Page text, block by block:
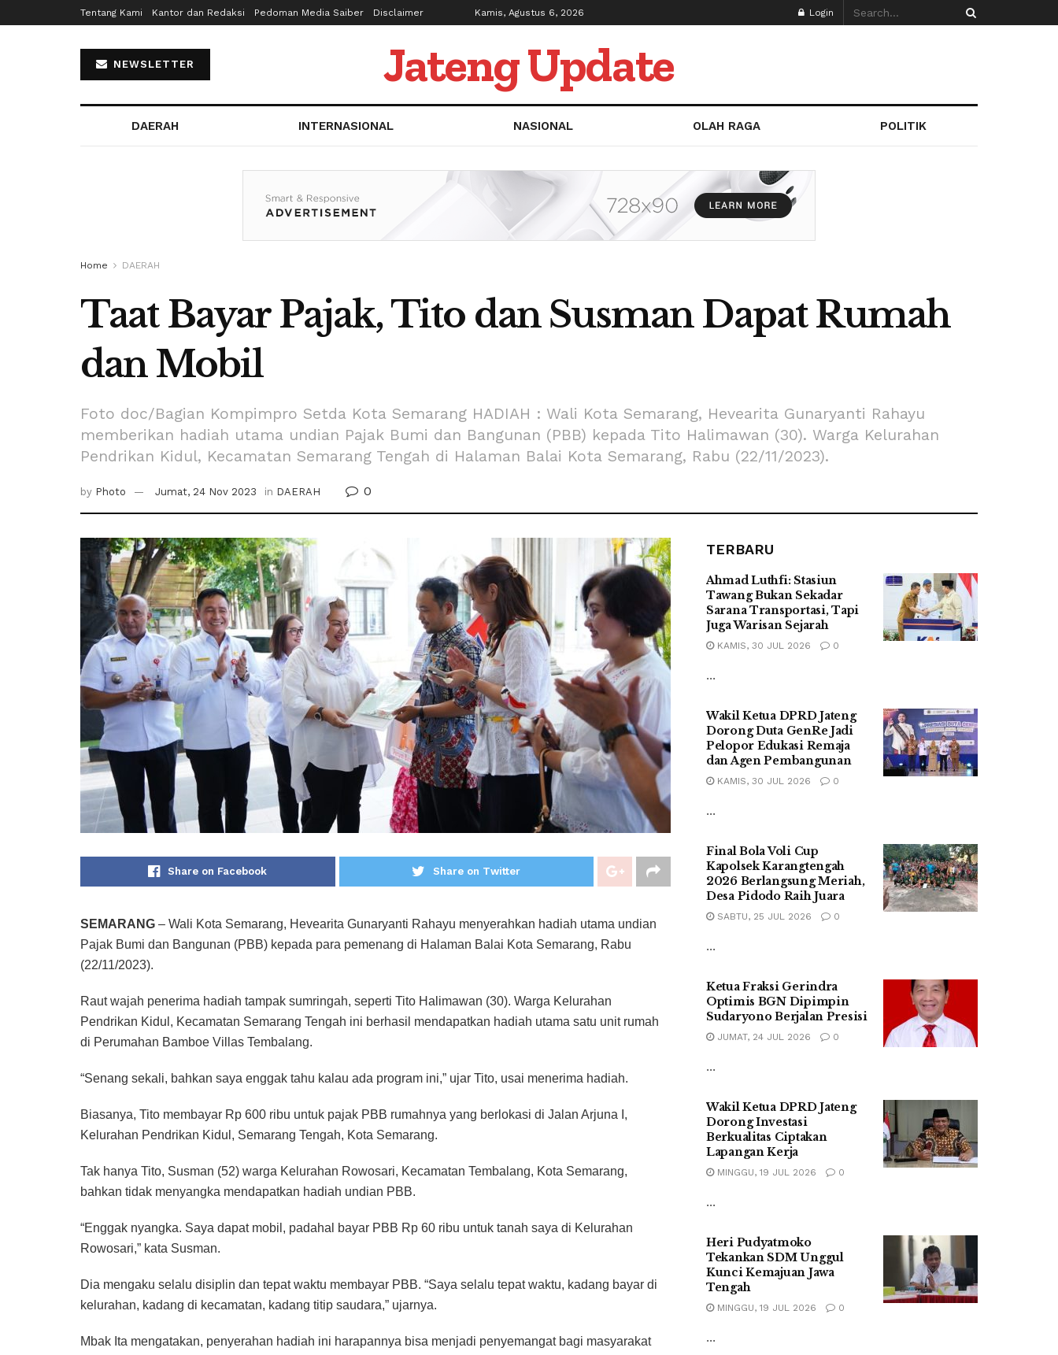
Tentang Kami Kantor dan Redaksi Pedoman Media Saiber Disclaimer Kamis, Agustus 6, 2026 Login
NEWSLETTER Jateng Update
DAERAH INTERNASIONAL NASIONAL OLAH RAGA POLITIK
Home DAERAH
Taat Bayar Pajak, Tito dan Susman Dapat Rumah
dan Mobil
Foto doc/Bagian Kompimpro Setda Kota Semarang HADIAH : Wali Kota Semarang, Hevearita Gunaryanti Rahayu
memberikan hadiah utama undian Pajak Bumi dan Bangunan (PBB) kepada Tito Halimawan (30). Warga Kelurahan
Pendrikan Kidul, Kecamatan Semarang Tengah di Halaman Balai Kota Semarang, Rabu (22/11/2023).
by Photo Jumat, 24 Nov 2023 in DAERAH 0
Share on Facebook Share on Twitter
SEMARANG – Wali Kota Semarang, Hevearita Gunaryanti Rahayu menyerahkan hadiah utama undian
Pajak Bumi dan Bangunan (PBB) kepada para pemenang di Halaman Balai Kota Semarang, Rabu
(22/11/2023).
Raut wajah penerima hadiah tampak sumringah, seperti Tito Halimawan (30). Warga Kelurahan
Pendrikan Kidul, Kecamatan Semarang Tengah ini berhasil mendapatkan hadiah utama satu unit rumah
di Perumahan Bamboe Villas Tembalang.
“Senang sekali, bahkan saya enggak tahu kalau ada program ini,” ujar Tito, usai menerima hadiah.
Biasanya, Tito membayar Rp 600 ribu untuk pajak PBB rumahnya yang berlokasi di Jalan Arjuna I,
Kelurahan Pendrikan Kidul, Semarang Tengah, Kota Semarang.
Tak hanya Tito, Susman (52) warga Kelurahan Rowosari, Kecamatan Tembalang, Kota Semarang,
bahkan tidak menyangka mendapatkan hadiah undian PBB.
“Enggak nyangka. Saya dapat mobil, padahal bayar PBB Rp 60 ribu untuk tanah saya di Kelurahan
Rowosari,” kata Susman.
Dia mengaku selalu disiplin dan tepat waktu membayar PBB. “Saya selalu tepat waktu, kadang bayar di
kelurahan, kadang di kecamatan, kadang titip saudara,” ujarnya.
Mbak Ita mengatakan, penyerahan hadiah ini harapannya bisa menjadi penyemangat bagi masyarakat
TERBARU
Ahmad Luthfi: Stasiun
Tawang Bukan Sekadar
Sarana Transportasi, Tapi
Juga Warisan Sejarah
KAMIS, 30 JUL 2026 0
...
Wakil Ketua DPRD Jateng
Dorong Duta GenRe Jadi
Pelopor Edukasi Remaja
dan Agen Pembangunan
KAMIS, 30 JUL 2026 0
...
Final Bola Voli Cup
Kapolsek Karangtengah
2026 Berlangsung Meriah,
Desa Pidodo Raih Juara
SABTU, 25 JUL 2026 0
...
Ketua Fraksi Gerindra
Optimis BGN Dipimpin
Sudaryono Berjalan Presisi
JUMAT, 24 JUL 2026 0
...
Wakil Ketua DPRD Jateng
Dorong Investasi
Berkualitas Ciptakan
Lapangan Kerja
MINGGU, 19 JUL 2026 0
...
Heri Pudyatmoko
Tekankan SDM Unggul
Kunci Kemajuan Jawa
Tengah
MINGGU, 19 JUL 2026 0
...